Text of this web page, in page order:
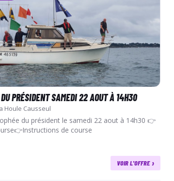
DU PRÉSIDENT SAMEDI 22 AOUT À 14H30
Houle Causseul
du président le samedi 22 aout à 14h30 👉
de course
VOIR L'OFFRE ›